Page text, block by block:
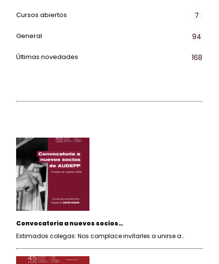
Cursos abiertos 7
General 94
Últimas novedades 168
Convocatoria a nuevos socios…
Estimados colegas: Nos complace invitarles a unirse a…